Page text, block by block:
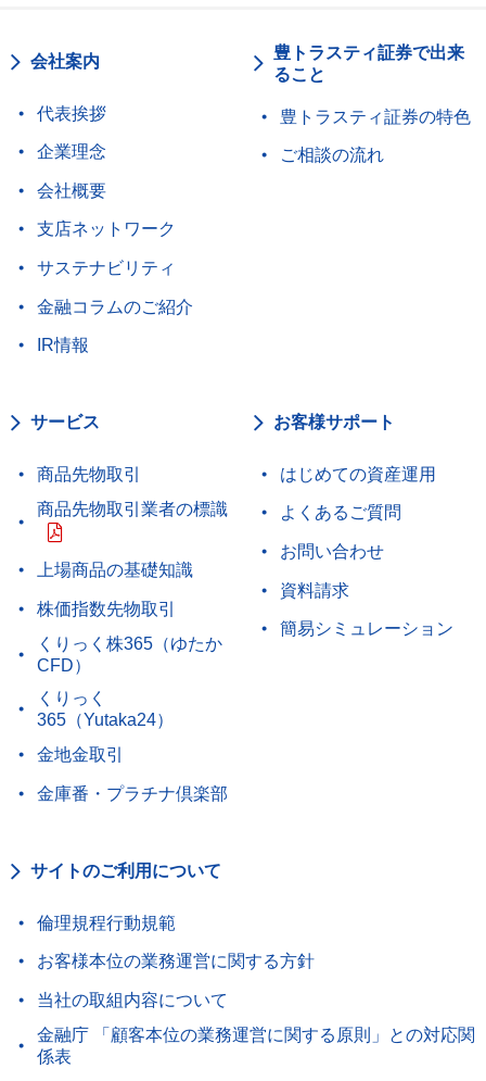
会社案内
代表挨拶
企業理念
会社概要
支店ネットワーク
サステナビリティ
金融コラムのご紹介
IR情報
豊トラスティ証券で出来
ること
豊トラスティ証券の特色
ご相談の流れ
サービス
商品先物取引
商品先物取引業者の標識
上場商品の基礎知識
株価指数先物取引
くりっく株365（ゆたか
CFD）
くりっく
365（Yutaka24）
金地金取引
金庫番・プラチナ倶楽部
お客様サポート
はじめての資産運用
よくあるご質問
お問い合わせ
資料請求
簡易シミュレーション
サイトのご利用について
倫理規程行動規範
お客様本位の業務運営に関する方針
当社の取組内容について
金融庁 「顧客本位の業務運営に関する原則」との対応関
係表